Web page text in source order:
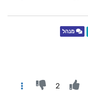
מנהל
2